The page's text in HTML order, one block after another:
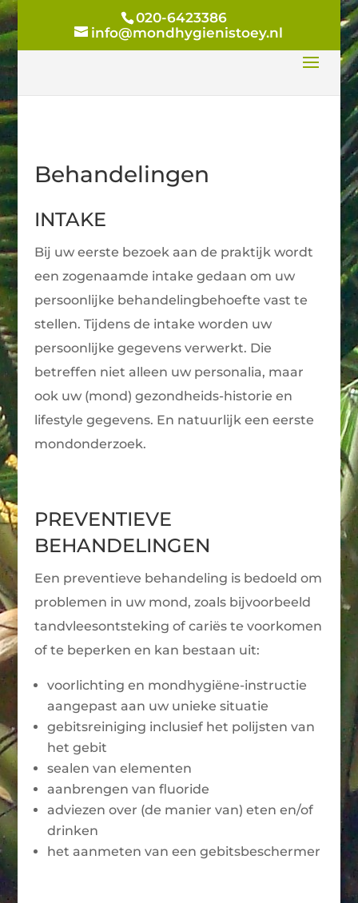
020-6423386
info@mondhygienistoey.nl
Behandelingen
INTAKE
Bij uw eerste bezoek aan de praktijk wordt
een zogenaamde intake gedaan om uw
persoonlijke behandelingbehoefte vast te
stellen. Tijdens de intake worden uw
persoonlijke gegevens verwerkt. Die
betreffen niet alleen uw personalia, maar
ook uw (mond) gezondheids-historie en
lifestyle gegevens. En natuurlijk een eerste
mondonderzoek.
PREVENTIEVE
BEHANDELINGEN
Een preventieve behandeling is bedoeld om
problemen in uw mond, zoals bijvoorbeeld
tandvleesontsteking of cariës te voorkomen
of te beperken en kan bestaan uit:
voorlichting en mondhygiëne-instructie
aangepast aan uw unieke situatie
gebitsreiniging inclusief het polijsten van
het gebit
sealen van elementen
aanbrengen van fluoride
adviezen over (de manier van) eten en/of
drinken
het aanmeten van een gebitsbeschermer